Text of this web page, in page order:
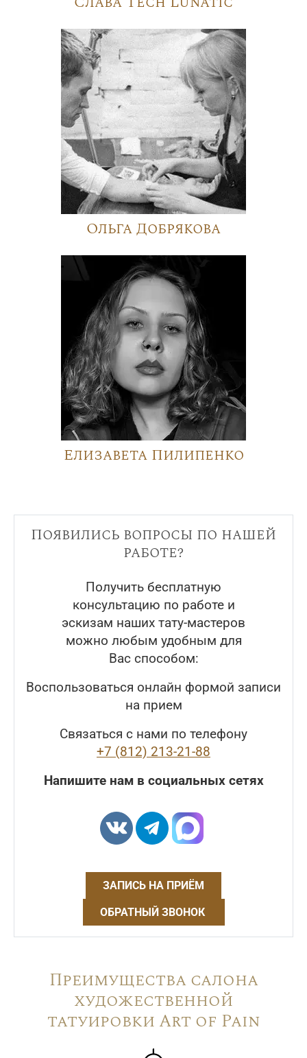
Ольга Добрякова
Елизавета Пилипенко
Появились вопросы по нашей
работе?
Получить бесплатную
консультацию по работе и
эскизам наших тату-мастеров
можно любым удобным для
Вас способом:
Воспользоваться онлайн формой записи
на прием
Связаться с нами по телефону
+7 (812) 213-21-88
Напишите нам в социальных сетях
ЗАПИСЬ НА ПРИЁМ
ОБРАТНЫЙ ЗВОНОК
Преимущества салона
художественной
татуировки Art of Pain